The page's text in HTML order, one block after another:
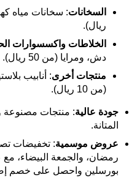
السخانات
ريال).
الخلاطات واكسسوارات
دش، ومرايا (من 50 ريال).
منتجات أخرى: أنابيب
(من 10 ريال).
جودة عالية: منتجات مصنوعة
المتانة.
عروض موسمية
رمضان، والجمعة البيضاء،
بورسلين واحصل على خصم